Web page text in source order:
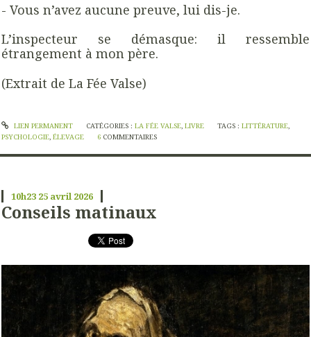
- Vous n’avez aucune preuve, lui dis-je.
L’inspecteur se démasque: il ressemble
étrangement à mon père.
(Extrait de La Fée Valse)
LIEN PERMANENT CATÉGORIES : LA FÉE VALSE, LIVRE TAGS :LITTÉRATURE,
PSYCHOLOGIE, ÉLEVAGE 6 COMMENTAIRES
10h23 25 avril 2026
Conseils matinaux